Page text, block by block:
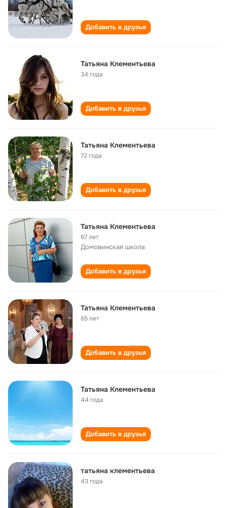
Добавить в друзья
Татьяна Клементьева
34 года
Добавить в друзья
Татьяна Клементьева
72 года
Добавить в друзья
Татьяна Клементьева
67 лет
Домовинская школа
Добавить в друзья
Татьяна Клементьева
65 лет
Добавить в друзья
Татьяна Клементьева
44 года
Добавить в друзья
татьяна клементьева
43 года